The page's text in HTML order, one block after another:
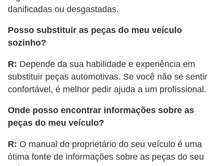
danificadas ou desgastadas.
Posso substituir as peças do meu veículo
sozinho?
R: Depende da sua habilidade e experiência em
substituir peças automotivas. Se você não se sentir
confortável, é melhor pedir ajuda a um profissional.
Onde posso encontrar informações sobre as
peças do meu veículo?
R: O manual do proprietário do seu veículo é uma
ótima fonte de informações sobre as peças do seu